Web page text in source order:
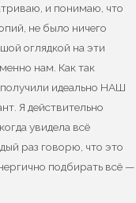
и понимаю, что
не было ничего
оглядкой на эти
нам. Как так
получили идеально НАШ
Я действительно
увидела всё
раз говорю, что это
подбирать всё —